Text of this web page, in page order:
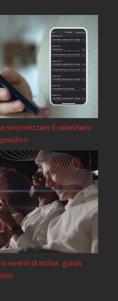
sincronizzare il calendario
eventi di Ischia: guida